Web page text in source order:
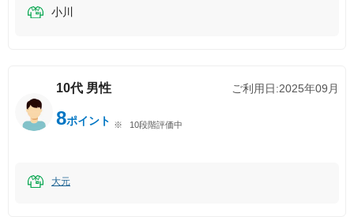
小川
10代 男性 ご利用日:2025年09月
8ポイント 10段階評価中
大元